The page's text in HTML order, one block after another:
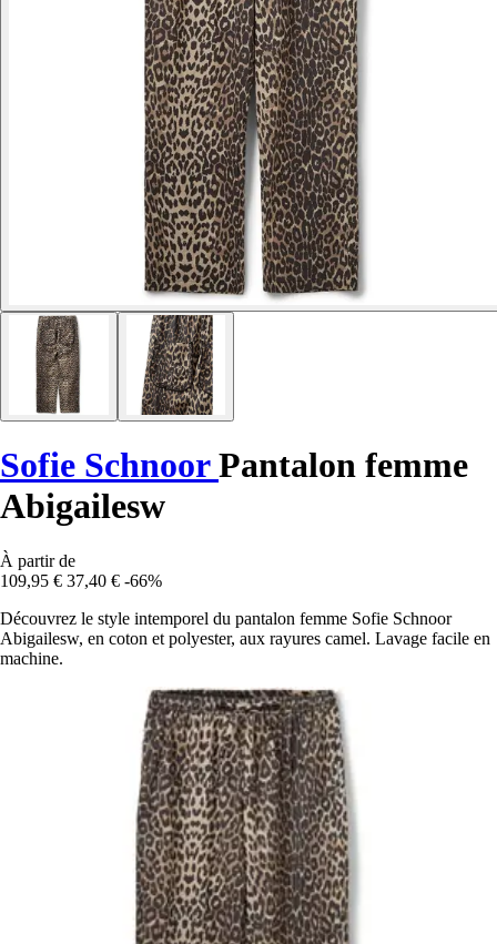
Sofie SchnoorPantalon femme
Abigailesw
À partir de
109,95 € 37,40 € -66%
Découvrez le style intemporel du pantalon femme Sofie Schnoor
Abigailesw, en coton et polyester, aux rayures camel. Lavage facile en
machine.